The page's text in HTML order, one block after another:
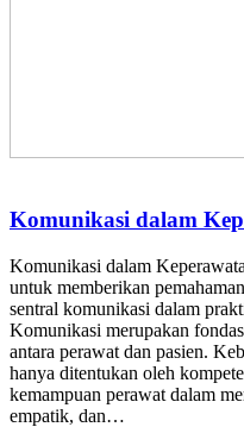
Komunikasi dalam
Komunikasi dalam
untuk memberikan
sentral komunikasi dalam
Komunikasi merupakan
antara perawat dan pasien.
hanya ditentukan oleh
kemampuan perawat dalam
empatik, dan…